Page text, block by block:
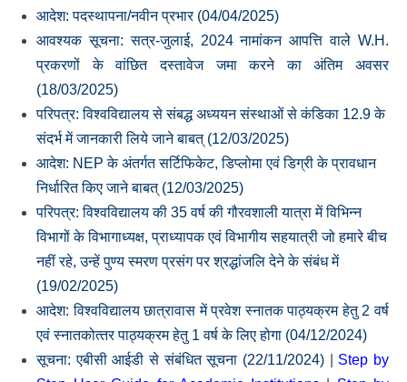
आदेश: पदस्‍थापना/नवीन प्रभार (04/04/2025)
आवश्‍यक सूचना: सत्र-जुलाई, 2024 नामांकन आपत्ति वाले W.H.
प्रकरणों के वांछित दस्‍तावेज जमा करने का अंतिम अवसर
(18/03/2025)
परिपत्र: विश्‍वविद्यालय से संबद्ध अध्‍ययन संस्‍थाओं से कंडिका 12.9 के
संदर्भ में जानकारी लिये जाने बाबत् (12/03/2025)
आदेश: NEP के अंतर्गत सर्टिफिकेट, डिप्‍लोमा एवं डिग्री के प्रावधान
निर्धारित किए जाने बाबत् (12/03/2025)
परिपत्र: विश्‍वविद्यालय की 35 वर्ष की गौरवशाली यात्रा में विभिन्‍न
विभागों के विभागाध्‍यक्ष, प्राध्‍यापक एवं विभागीय सहयात्री जो हमारे बीच
नहीं रहे, उन्‍हें पुण्‍य स्‍मरण प्रसंग पर श्रद्धांजलि देने के संबंध में
(19/02/2025)
आदेश: विश्‍वविद्यालय छात्रावास में प्रवेश स्‍नातक पाठ्यक्रम हेतु 2 वर्ष
एवं स्‍नातकोत्‍तर पाठ्यक्रम हेतु 1 वर्ष के लिए होगा (04/12/2024)
सूचना: एबीसी आईडी से संबंधित सूचना (22/11/2024)
Step by